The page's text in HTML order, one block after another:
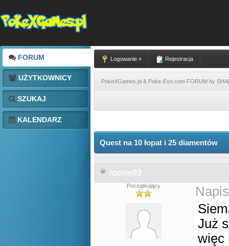
FORUM
UŻYTKOWNICY
SZUKAJ
KALENDARZ
Logowanie » Rejestracja
PokeXGames.pl & Poke-Evo.com FORUM by
Quest na 10 łopat i 25 diamentów
roonie93
Początkujący
Już
więc